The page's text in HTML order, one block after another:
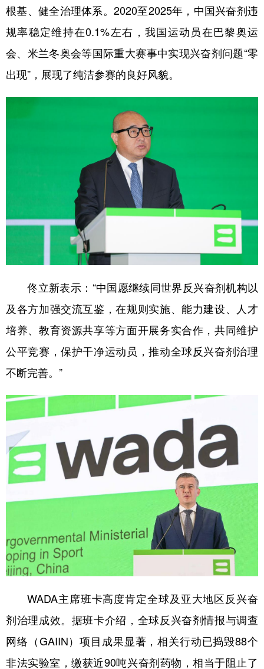
安徽 江西
山东 河南 湖北 湖南
广东 广西 海南 重庆
四川 贵州 云南
黑龙江
Español Français
Русский язык 한국어
Português
根基、健全治理体系。2020至2025年，中国兴奋剂违
规率稳定维持在0.1%左右，我国运动员在巴黎奥运
会、米兰冬奥会等国际重大赛事中实现兴奋剂问题“零
出现”，展现了纯洁参赛的良好风貌。
佟立新表示：“中国愿继续同世界反兴奋剂机构以
及各方加强交流互鉴，在规则实施、能力建设、人才
培养、教育资源共享等方面开展务实合作，共同维护
公平竞赛，保护干净运动员，推动全球反兴奋剂治理
不断完善。”
WADA主席班卡高度肯定全球及亚大地区反兴奋
剂治理成效。据班卡介绍，全球反兴奋剂情报与调查
网络（GAIIN）项目成果显著，相关行动已捣毁88个
非法实验室，缴获近90吨兴奋剂药物，相当于阻止了